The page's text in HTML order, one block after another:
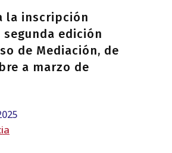
la inscripción
segunda edición
de Mediación, de
a marzo de